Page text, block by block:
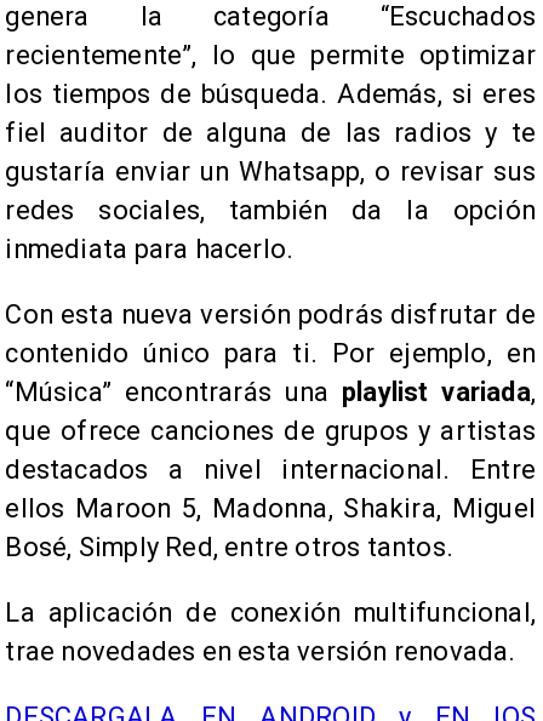
genera la categoría “Escuchados
recientemente”, lo que permite optimizar
los tiempos de búsqueda. Además, si eres
fiel auditor de alguna de las radios y te
gustaría enviar un Whatsapp, o revisar sus
redes sociales, también da la opción
inmediata para hacerlo.
Con esta nueva versión podrás disfrutar de
contenido único para ti. Por ejemplo, en
“Música” encontrarás una playlist variada,
que ofrece canciones de grupos y artistas
destacados a nivel internacional. Entre
ellos Maroon 5, Madonna, Shakira, Miguel
Bosé, Simply Red, entre otros tantos.
La aplicación de conexión multifuncional,
trae novedades en esta versión renovada.​